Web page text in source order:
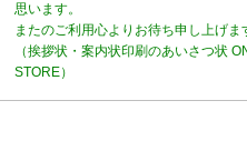
思います。
またのご利用心よりお待ち申し上げま
（挨拶状・案内状印刷のあいさつ状
STORE）